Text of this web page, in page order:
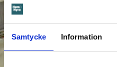
Samtycke Information